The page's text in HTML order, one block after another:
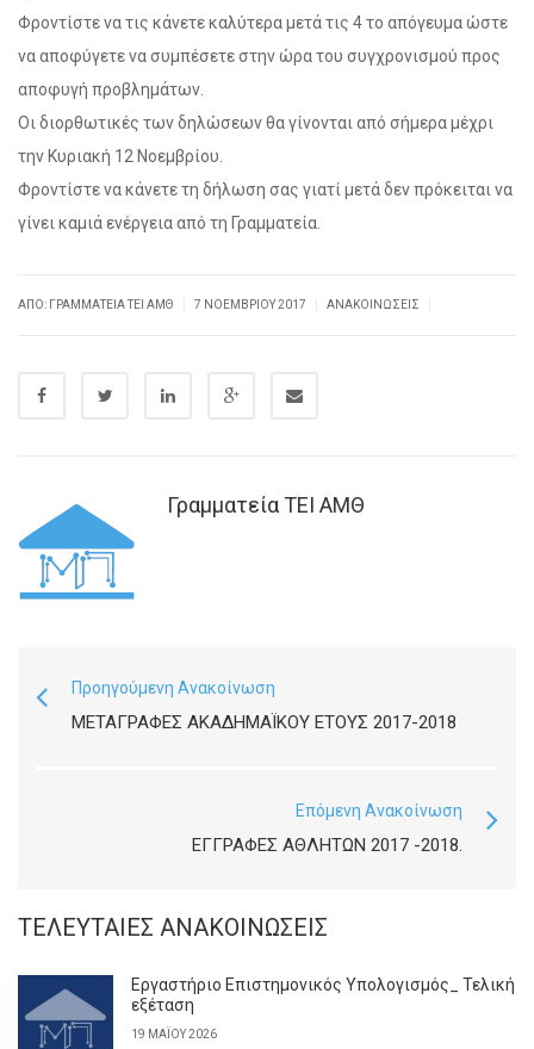
Φροντίστε να τις κάνετε καλύτερα μετά τις 4 το απόγευμα ώστε
να αποφύγετε να συμπέσετε στην ώρα του συγχρονισμού προς
αποφυγή προβλημάτων.
Οι διορθωτικές των δηλώσεων θα γίνονται από σήμερα μέχρι
την Κυριακή 12 Νοεμβρίου.
Φροντίστε να κάνετε τη δήλωση σας γιατί μετά δεν πρόκειται να
γίνει καμιά ενέργεια από τη Γραμματεία.
ΑΠΌ: ΓΡΑΜΜΑΤΕΊΑ ΤΕΙ ΑΜΘ 7 ΝΟΕΜΒΡΊΟΥ 2017 ΑΝΑΚΟΙΝΏΣΕΙΣ
Γραμματεία ΤΕΙ ΑΜΘ
Προηγούμενη Ανακοίνωση
ΜΕΤΑΓΡΑΦΕΣ ΑΚΑΔΗΜΑΪΚΟΥ ΕΤΟΥΣ 2017-2018
Επόμενη Ανακοίνωση
EΓΓΡΑΦΕΣ ΑΘΛΗΤΩΝ 2017 -2018.
ΤΕΛΕΥΤΑΊΕΣ ΑΝΑΚΟΙΝΏΣΕΙΣ
Εργαστήριο Επιστημονικός Υπολογισμός_ Τελική
εξέταση
19 ΜΑΪ́ΟΥ 2026